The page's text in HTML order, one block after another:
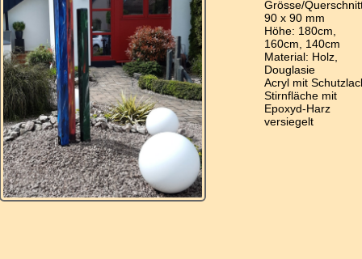
Grösse/
90 x 90 mm
Höhe: 180cm,
160cm, 140cm
Material: Holz,
Douglasie
Acryl mit
Stirnfläche mit
Epoxyd-Harz
versiegelt